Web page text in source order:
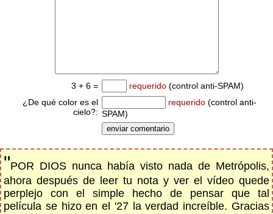
3 + 6 = requerido (control anti-SPAM)
¿De qué color es el
cielo?:
requerido (control anti-
SPAM)
"POR DIOS nunca había visto nada de Metrópolis,
ahora después de leer tu nota y ver el vídeo quede
perplejo con el simple hecho de pensar que tal
película se hizo en el '27 la verdad increíble. Gracias